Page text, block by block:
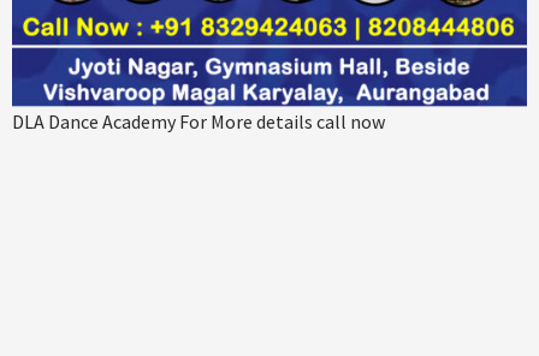
DLA Dance Academy For More details call now